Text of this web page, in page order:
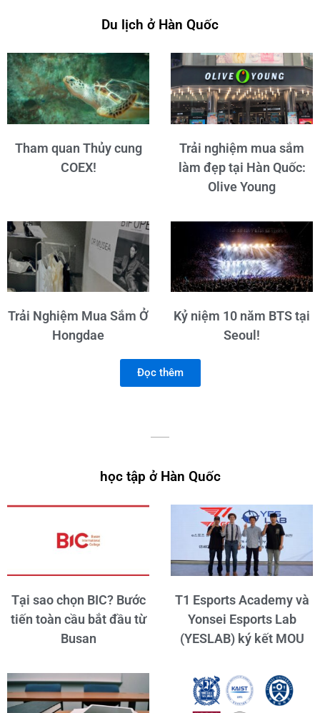
Du lịch ở Hàn Quốc
Tham quan Thủy cung
COEX!
Trải nghiệm mua sắm
làm đẹp tại Hàn Quốc:
Olive Young
Trải Nghiệm Mua Sắm Ở
Hongdae
Kỷ niệm 10 năm BTS tại
Seoul!
Đọc thêm
học tập ở Hàn Quốc
Tại sao chọn BIC? Bước
tiến toàn cầu bắt đầu từ
Busan
T1 Esports Academy và
Yonsei Esports Lab
(YESLAB) ký kết MOU